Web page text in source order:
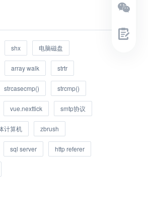
shx 电脑磁盘
array walk strtr
strcasecmp() strcmp()
vue.nexttick smtp协议
计算机 zbrush
sql server http referer